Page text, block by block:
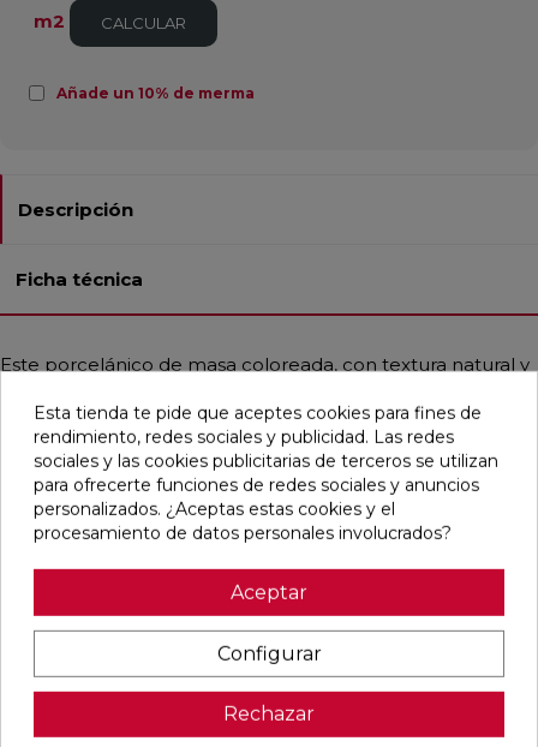
m2 CALCULAR
Añade un 10% de merma
Descripción
Ficha técnica
Este porcelánico de masa coloreada, con textura natural y
60x60 cm. Es ideal tanto para pavimentos como para
revestimientos en baños, cocinas, áreas residenciales,
exteriores y comercios. Su resistencia a la helada y a las
manchas lo hace muy duradero. Con un estilo
contemporáneo y mediterráneo, emula el cemento en
tonos arena y beige, aportando un toque moderno y
Pensamos que te puede interesar
favorite favorite favorite favorite
Esta tienda te pide que aceptes cookies para fines de
rendimiento, redes sociales y publicidad. Las redes
sociales y las cookies publicitarias de terceros se utilizan
para ofrecerte funciones de redes sociales y anuncios
personalizados. ¿Aceptas estas cookies y el
procesamiento de datos personales involucrados?
Aceptar
Configurar
Rechazar